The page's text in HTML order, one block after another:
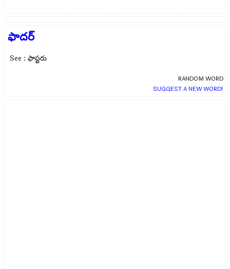
ఫాదర్
See : ఫాస్టరు
RANDOM WORD
SUGGEST A NEW WORD!